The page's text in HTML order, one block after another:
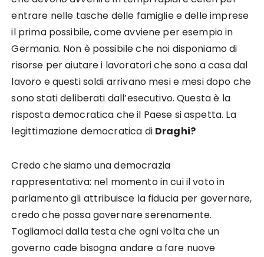
entrare nelle tasche delle famiglie e delle imprese
il prima possibile, come avviene per esempio in
Germania. Non è possibile che noi disponiamo di
risorse per aiutare i lavoratori che sono a casa dal
lavoro e questi soldi arrivano mesi e mesi dopo che
sono stati deliberati dall’esecutivo. Questa è la
risposta democratica che il Paese si aspetta. La
legittimazione democratica di Draghi?
Credo che siamo una democrazia
rappresentativa: nel momento in cui il voto in
parlamento gli attribuisce la fiducia per governare,
credo che possa governare serenamente.
Togliamoci dalla testa che ogni volta che un
governo cade bisogna andare a fare nuove